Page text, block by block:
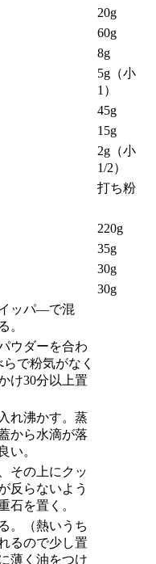
20g
60g
8g
5g（小
1）
45g
15g
2g（小
1/2）
打ち粉
220g
35g
30g
30g
ッパ―で混
。
ウダーを合わ
で粉気がなく
け30分以上置
れ沸かす。蒸
から水滴が落
い。
その上にクッ
反らないよう
石を置く。
。（熱いうち
るので少し置
薄く油をつけ